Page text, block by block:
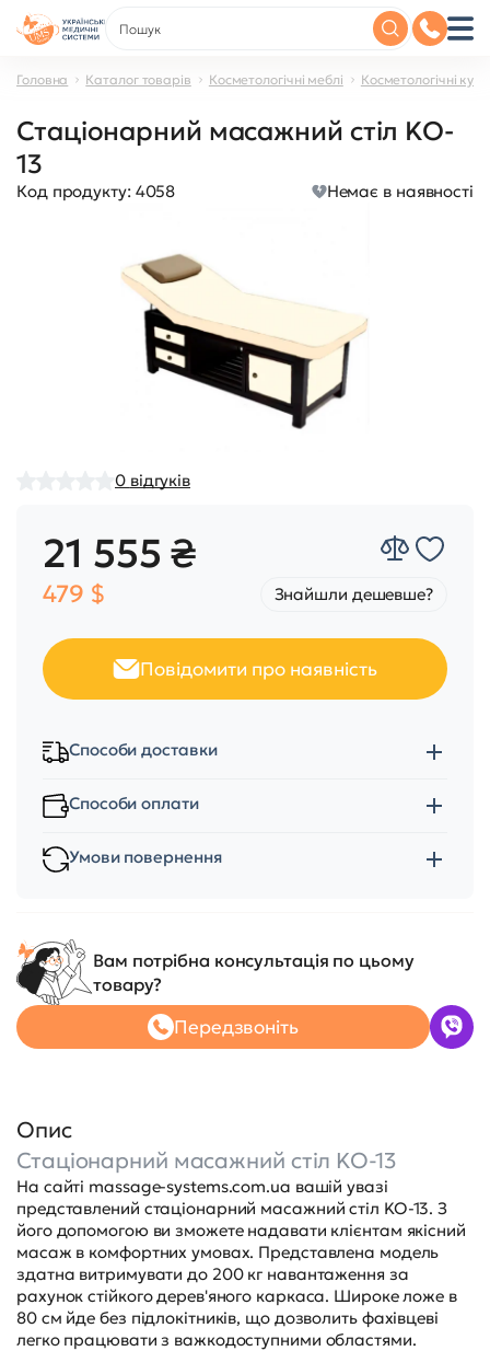
Головна Каталог товарів Косметологічні меблі Косметологічні
Стаціонарний масажний стіл KO-
13
Код продукту: 4058 Немає в наявності
0 відгуків
21 555 ₴
479 $ Знайшли дешевше?
Повідомити про наявність
Способи доставки
Способи оплати
Умови повернення
Вам потрібна консультація по цьому
товару?
Передзвоніть
Опис
Стаціонарний масажний стіл KO-13
На сайті massage-systems.com.ua вашій увазі
представлений стаціонарний масажний стіл KO-13. З
його допомогою ви зможете надавати клієнтам якісний
масаж в комфортних умовах. Представлена ​​модель
здатна витримувати до 200 кг навантаження за
рахунок стійкого дерев'яного каркаса. Широке ложе в
80 см йде без підлокітників, що дозволить фахівцеві
легко працювати з важкодоступними областями.